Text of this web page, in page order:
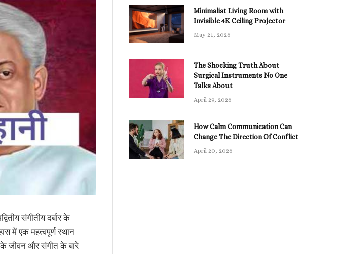
संगीतीय दर्बार के
में एक महत्वपूर्ण स्थान
जीवन और संगीत के बारे
Minimalist Living Room with
Invisible 4K Ceiling Projector
May 21, 2026
The Shocking Truth About
Surgical Instruments No One
Talks About
April 29, 2026
How Calm Communication Can
Change The Direction Of Conflict
April 20, 2026